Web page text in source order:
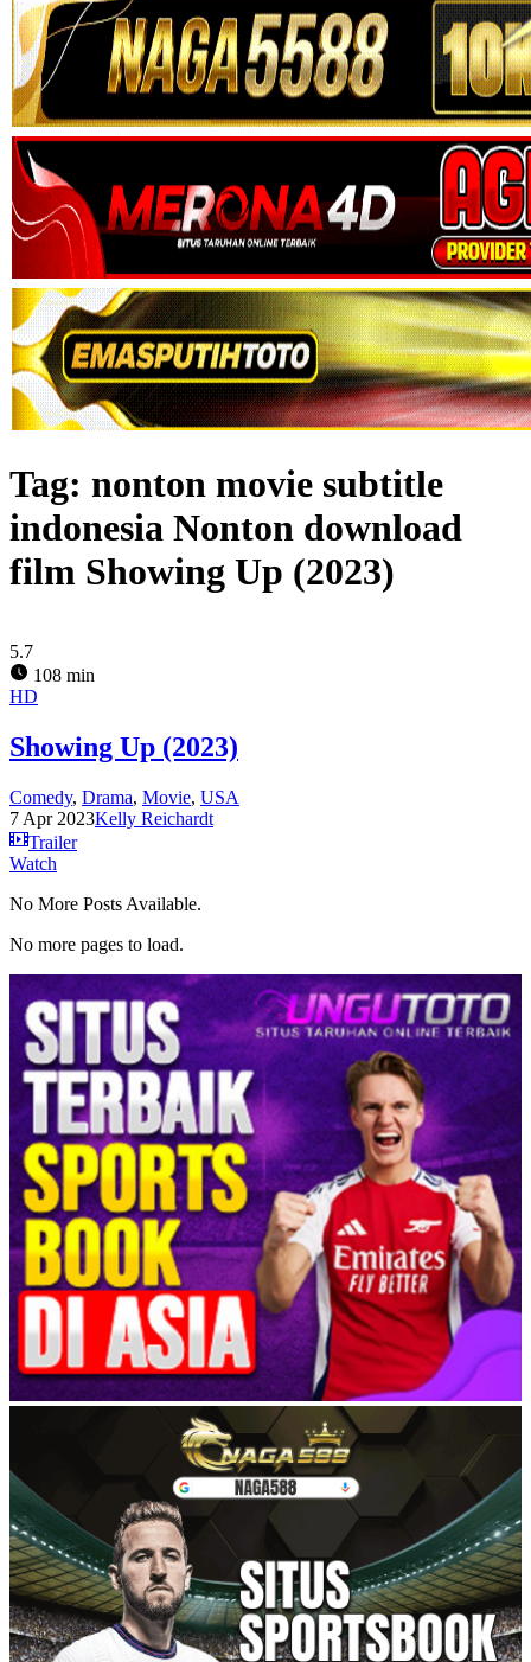
Tag: nonton movie subtitle
indonesia Nonton download
film Showing Up (2023)
5.7
108 min
HD
Showing Up (2023)
Comedy, Drama, Movie, USA
7 Apr 2023Kelly Reichardt
Trailer
Watch
No More Posts Available.
No more pages to load.